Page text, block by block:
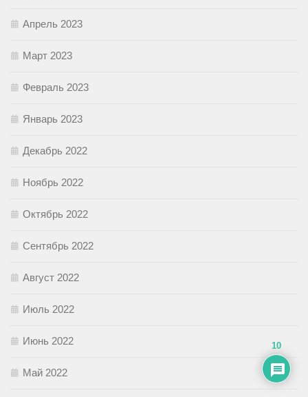
Апрель 2023
Март 2023
Февраль 2023
Январь 2023
Декабрь 2022
Ноябрь 2022
Октябрь 2022
Сентябрь 2022
Август 2022
Июль 2022
Июнь 2022
Май 2022
10